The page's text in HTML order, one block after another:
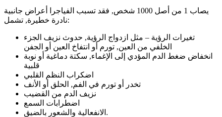
يصاب 1 من أصل 1000 شخص, فقد تسبب الفياجرا أعراض جانبية
نادرة خطيرة, تشمل:
تغيرات الرؤية – مثل ازدواج الرؤية, حدوث نزيف الجزء
الخلفي من العين, تورم أو انتفاخ العين أو الجفن
انخفاض ضغط الدم المؤدي إلى الإغماء, سكتة دماغية أو نوبة
قلبية
اضكراب النظم القلبي
تخدر أو تورم في الفم, الحلق أو الأنف
نزيف الدم من القضيب
اضطرابات السمع
الانفعالية والشعور بالضيق.